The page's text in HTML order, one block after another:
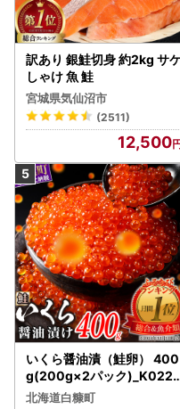
訳あり 銀鮭切身 約2kg サケ
しゃけ 魚 鮭
宮城県気仙沼市
(2511)
12,500
いくら醤油漬（鮭卵） 400
g(200g×2パック)_K022-
1676
北海道白糠町